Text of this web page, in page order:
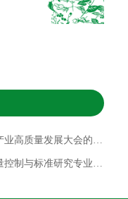
发展大会的通知(第二轮)
业委员会换届征集委员的通知